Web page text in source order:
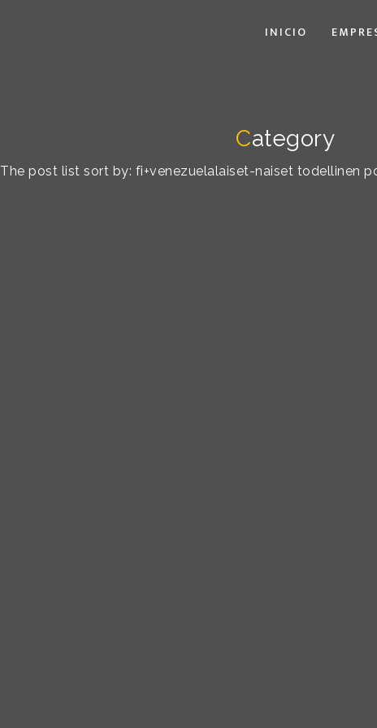
INICIO
Category
The post list sort by: fi+venezuelalaiset-naiset todellinen